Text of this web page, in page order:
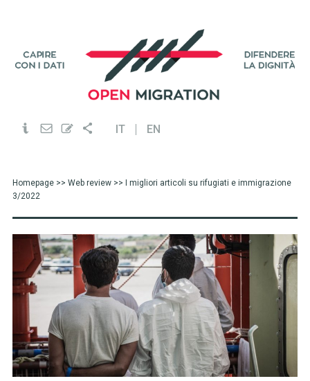
IT EN
Homepage>> Web review>> I migliori articoli su rifugiati e immigrazione
3/2022